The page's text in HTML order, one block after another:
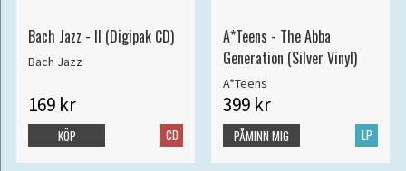
Bach Jazz - II (Digipak CD)
Bach Jazz
169 kr
CD
KÖP
A*Teens - The Abba
Generation (Silver Vinyl)
A*Teens
399 kr
LP
PÅMINN MIG